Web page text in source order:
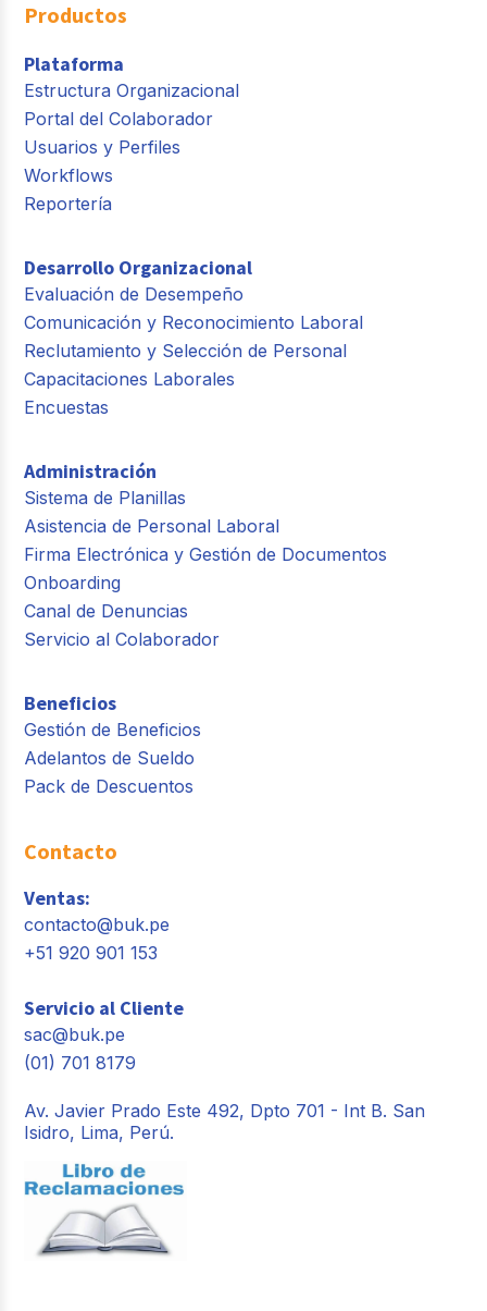
Productos
Plataforma
Estructura Organizacional
Portal del Colaborador
Usuarios y Perfiles
Workflows
Reportería
Desarrollo Organizacional
Evaluación de Desempeño
Comunicación y Reconocimiento Laboral
Reclutamiento y Selección de Personal
Capacitaciones Laborales
Encuestas
Administración
Sistema de Planillas
Asistencia de Personal Laboral
Firma Electrónica y Gestión de Documentos
Onboarding
Canal de Denuncias
Servicio al Colaborador
Beneficios
Gestión de Beneficios
Adelantos de Sueldo
Pack de Descuentos
Contacto
Ventas:
contacto@buk.pe
+51 920 901 153
Servicio al Cliente
sac@buk.pe
(01) 701 8179
Av. Javier Prado Este 492, Dpto 701 - Int B. San
Isidro, Lima, Perú.